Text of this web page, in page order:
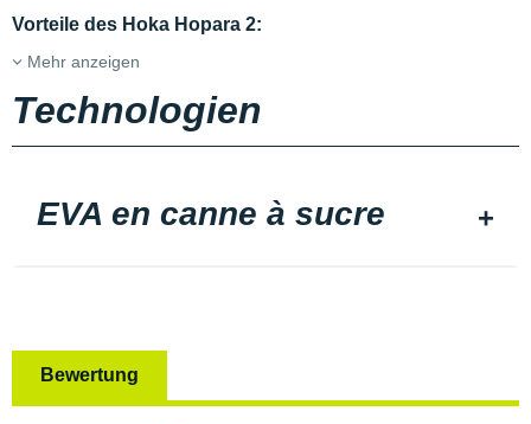
Vorteile des Hoka Hopara 2:
Mehr anzeigen
Technologien
EVA en canne à sucre
Bewertung